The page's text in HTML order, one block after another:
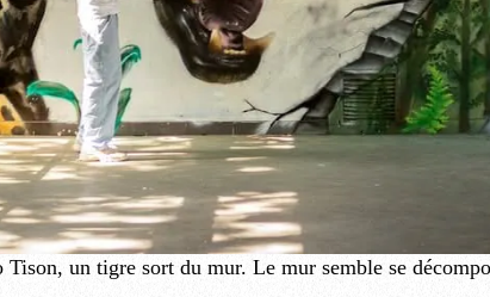
Tison, un tigre sort du mur. Le mur semble se